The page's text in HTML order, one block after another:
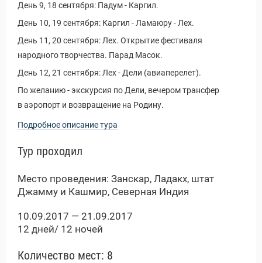
Новости и Отчеты
День 9, 18 сентября: Падум - Каргил.
День 10, 19 сентября: Каргил - Ламаюру - Лех.
День 11, 20 сентября: Лех. Открытие фестиваля
народного творчества. Парад Масок.
День 12, 21 сентября: Лех - Дели (авиаперелет).
По желанию - экскурсия по Дели, вечером трансфер
в аэропорт и возвращение на Родину.
Подробное описание тура
Тур проходил
Место проведения: Занскар, Ладакх, штат
Джамму и Кашмир, Северная Индия
10.09.2017 — 21.09.2017
12 дней/ 12 ночей
Количество мест: 8